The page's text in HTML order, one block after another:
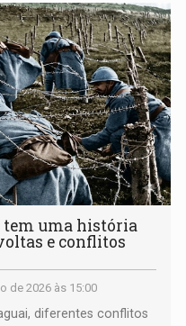
tem uma história
e conflitos
de 2026 às 15:00
diferentes conflitos